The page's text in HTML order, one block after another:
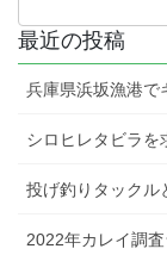
最近の投稿
兵庫県浜坂漁港で
シロヒレタビラを
投げ釣りタックル
2022年カレイ調